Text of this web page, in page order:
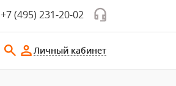
+7 (495) 231-20-02
Личный кабинет